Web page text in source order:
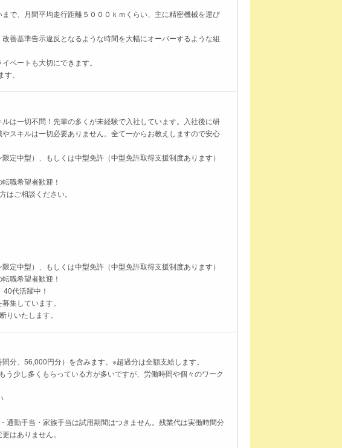
で、月間平均走行距離５０００ｋｍくらい、主に精密機械を運び
善基準告示違反となるような時間を大幅にオーバーするような組
ベートも大切にできます。
。
は一切不問！先輩の多くが未経験で入社しています。入社後に研
スキルは一切必要ありません。全て一からお教えしますので安心
定中型）、もしくは中型免許（中型免許取得支援制度あります）
職希望者歓迎！
はご相談ください。
定中型）、もしくは中型免許（中型免許取得支援制度あります）
職希望者歓迎！
代活躍中！
集しています。
りいたします。
分、56,000円分）を含みます。※超過分は全額支給します。
う少し多くもらっている方が多いですが、労働時間や個々のワーク
通勤手当・家族手当は試用期間はつきません。残業代は実働時間分
はありません。